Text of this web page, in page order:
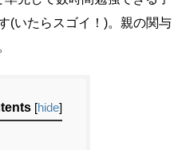
(いたらスゴイ！)。親の関与
[hide]